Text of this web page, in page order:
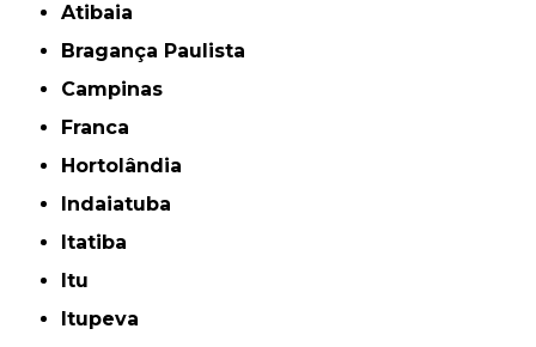
Atibaia
Bragança Paulista
Campinas
Franca
Hortolândia
Indaiatuba
Itatiba
Itu
Itupeva